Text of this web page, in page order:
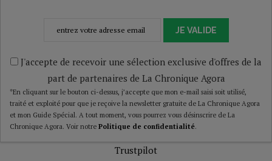
JE VALIDE
J'accepte de recevoir une sélection exclusive d'offres de la
part de partenaires de La Chronique Agora
*En cliquant sur le bouton ci-dessus, j’accepte que mon e-mail saisi soit utilisé,
traité et exploité pour que je reçoive la newsletter gratuite de La Chronique Agora
et mon Guide Spécial. A tout moment, vous pourrez vous désinscrire de La
Chronique Agora. Voir notre Politique de confidentialité.
Trustpilot